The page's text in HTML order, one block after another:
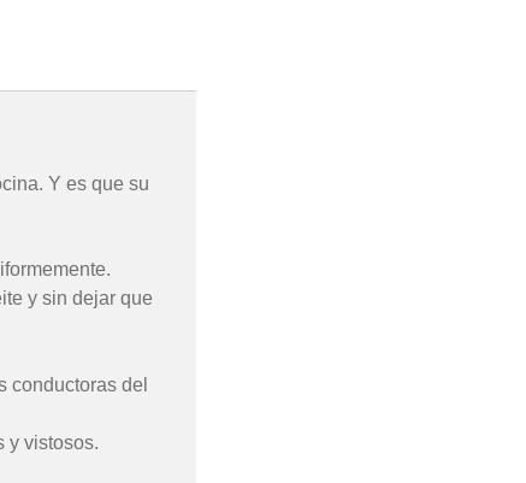
Y es que su
y sin dejar que
conductoras del
y vistosos.